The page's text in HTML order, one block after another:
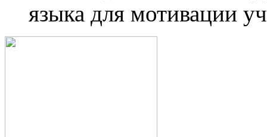
языка для мотивации